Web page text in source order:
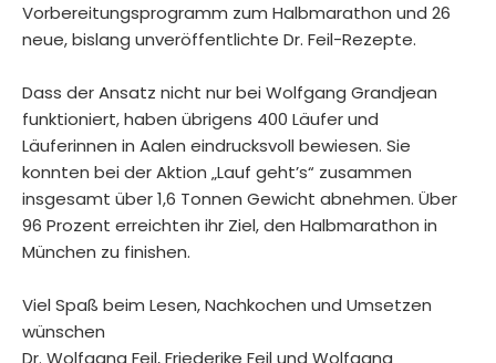
Vorbereitungsprogramm zum Halbmarathon und 26
neue, bislang unveröffentlichte Dr. Feil-Rezepte.
Dass der Ansatz nicht nur bei Wolfgang Grandjean
funktioniert, haben übrigens 400 Läufer und
Läuferinnen in Aalen eindrucksvoll bewiesen. Sie
konnten bei der Aktion „Lauf geht’s“ zusammen
insgesamt über 1,6 Tonnen Gewicht abnehmen. Über
96 Prozent erreichten ihr Ziel, den Halbmarathon in
München zu finishen.
Viel Spaß beim Lesen, Nachkochen und Umsetzen
wünschen
Dr. Wolfgang Feil, Friederike Feil und Wolfgang